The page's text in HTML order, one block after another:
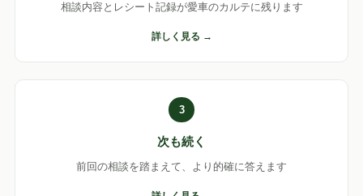
相談内容とレシート記録が愛車のカルテに残ります
詳しく見る →
3
次も続く
前回の相談を踏まえて、より的確に答えます